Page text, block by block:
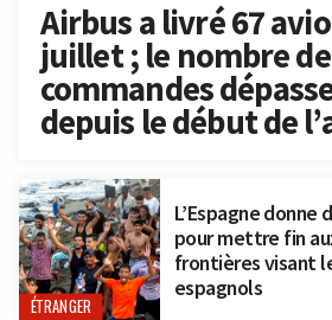
Airbus a livré 67
juillet ; le nombre de
commandes
depuis le début de
ÉTRANGER
L’Espagne donne
pour mettre fin
frontières visant
espagnols